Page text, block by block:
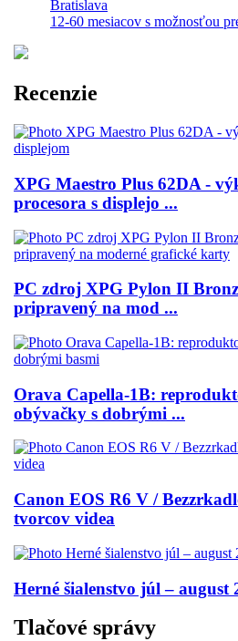
Bratislava
12-60 mesiacov s možnosťou
Recenzie
XPG Maestro Plus 62DA -
procesora s displejo ...
PC zdroj XPG Pylon II
pripravený na mod ...
Orava Capella-1B:
obývačky s dobrými ...
Canon EOS R6 V /
tvorcov videa
Herné šialenstvo júl – august
Tlačové správy